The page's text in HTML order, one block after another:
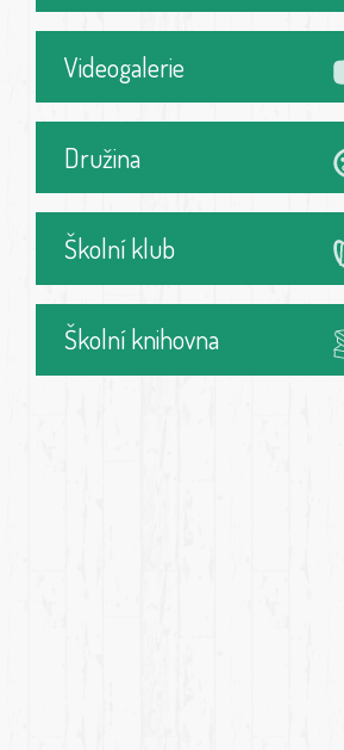
Videogalerie
Družina
Školní klub
Školní knihovna